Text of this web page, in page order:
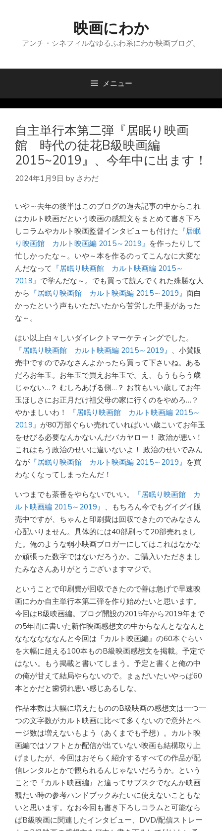
へ
映画にわか
アンチ・シネフィルなゆるふわ系にわか映画ブログ。
メニュー
自主単行本第二弾『居眠り映画
館 時代の徒花B級映画編
2015~2019』、今年中に出ます！
2024年1月9日 by さわだ
いや～去年の後半はこのブログの過去記事の中からこれ
はカルト映画だという映画の感想文をまとめて書き下ろ
しコラムやカルト映画監督インタビューも付けた 『居眠
り映画館 カルト映画編 2015～2019』 を作ったりして
忙しかったな～。いや～本を作るのってこんなに大変な
んだなって 『居眠り映画館 カルト映画編 2015～
2019』 で学んだな～。でも買って読んでくれた殊勝な人
から 『居眠り映画館 カルト映画編 2015～2019』 面白
かったという声もいただいたから苦労した甲斐があった
な～。
はい以上白々しいダイレクトマーケティングでした。
『居眠り映画館 カルト映画編 2015～2019』 、小賛販
売中ですのでみなさんよかったら買って下さいね。ある
だろお年玉。お年玉で買えお年玉で。え、もうもらう歳
じゃない…？ むしろあげる側…？ お前もいい歳してお年
玉ほしさにお正月だけ祖父母の家に行くのをやめろ…？
やかましいわ！
『居眠り映画館 カルト映画編 2015～
2019』 が80万部ぐらい売れていればいい歳こいてお年玉
をせびる必要なんかないんだバカヤロー！ 政治が悪い！
これはもう政治のせいに違いないよ！ 政治のせいでみん
なが 『居眠り映画館 カルト映画編 2015～2019』 を買
わなくなってしまったんだ！
いつまでも茶番をやらないでいい。
『居眠り映画館 カ
ルト映画編 2015～2019』 、もちろん今でもグイグイ販
売中ですが、ちゃんと印刷費は回収できたのでみなさん
心配いりません。具体的には40部刷って20部売れまし
た。俺のような弱小映画ブロガーにしてはこれはなかな
か頑張った数字ではないだろうか。ご購入いただきまし
たみなさんありがとうございますマジで。
ということで印刷費が回収できたので善は急げで早速映
画にわか自主単行本第二弾を作り始めたいと思います。
今回はB級映画編。ブログ開設の2015年から2019年まで
の5年間に書いた新作映画感想文の中からなんとななんと
ななななななんと今回は『カルト映画編』の60本ぐらい
を大幅に超える100本ものB級映画感想文を掲載。予定で
はない。もう掲載と書いてしまう。予定と書くと俺の中
の俺が甘えて結局やらないので。まぁだいたいやっぱ60
本とかだと歯切れ悪い感じあるしな。
作品本数は大幅に増えたもののB級映画の感想文は一つ一
つの文字数がカルト映画に比べて多くないので意外とペ
ージ数は増えないもよう（あくまでも予想）。カルト映
画編ではソフトとか配信が出ていない映画も結構取り上
げましたが、今回はおそらく紹介するすべての作品が配
信レンタルとかで観られるんじゃないだろうか。という
ことで『カルト映画編』と違ってサブスクでなんか映画
観たい時の参考ハンドブックみたいに使えないこともな
いと思います。なお今回も書き下ろしコラムと可能なら
ばB級映画に関連したインタビュー、DVD/配信ストレー